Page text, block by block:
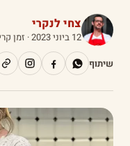
צחי לנקרי
12 ביוני 2023
· זמן
שיתוף